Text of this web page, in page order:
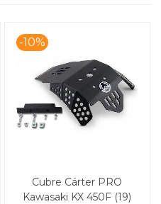
-10%
Cubre Cárter PRO
Kawasaki KX 450F (19)